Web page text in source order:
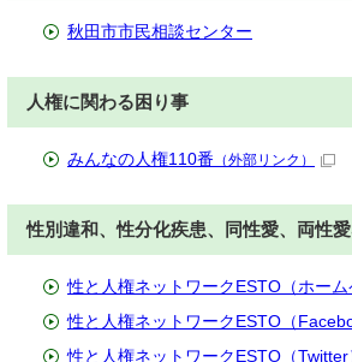
秋田市市民相談センター
人権に関わる困り事
みんなの人権110番 （外部リンク）
性別違和、性分化疾患、同性愛、両性
性と人権ネットワークESTO（ホーム
性と人権ネットワークESTO（
性と人権ネットワークESTO（Twitter